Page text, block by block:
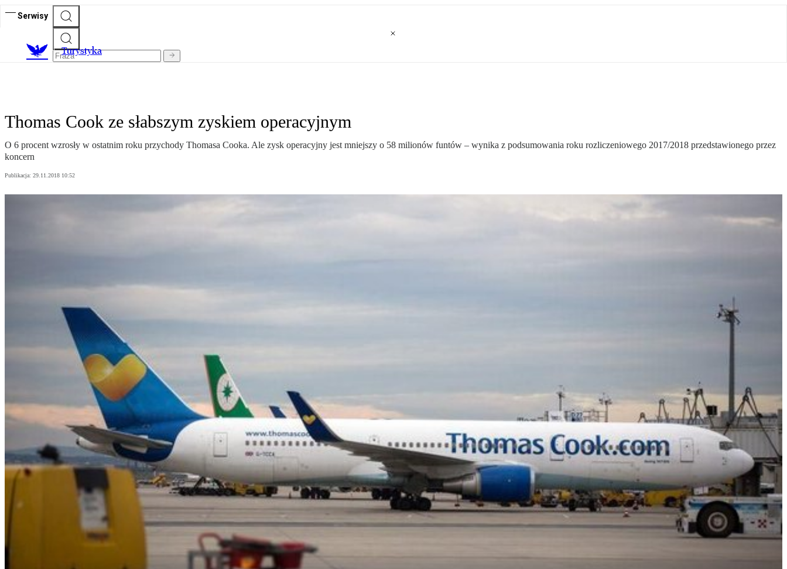
Serwisy
Turystyka
Thomas Cook ze słabszym zyskiem operacyjnym
O 6 procent wzrosły w ostatnim roku przychody Thomasa Cooka. Ale zysk operacyjny jest mniejszy o 58 milionów funtów – wynika z podsumowania roku rozliczeniowego 2017/2018 przedstawionego przez
koncern
Publikacja: 29.11.2018 10:52